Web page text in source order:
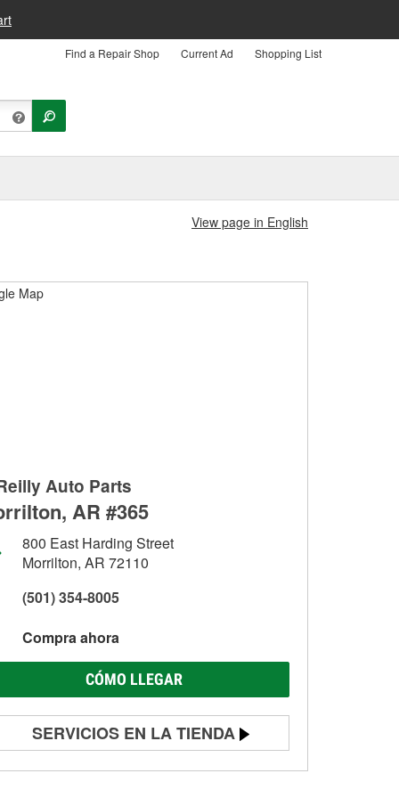
Find a Repair Shop Current Ad Shopping List
View page in English
Auto Parts
AR #365
800 East Harding Street
Morrilton, AR 72110
(501) 354-8005
Compra ahora
CÓMO LLEGAR
SERVICIOS EN LA TIENDA
Prueba de batería